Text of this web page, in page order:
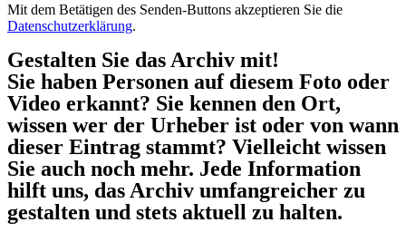
Mit dem Betätigen des Senden-Buttons akzeptieren Sie die
Datenschutzerklärung.
Gestalten Sie das Archiv mit!
Sie haben Personen auf diesem Foto oder
Video erkannt? Sie kennen den Ort,
wissen wer der Urheber ist oder von wann
dieser Eintrag stammt? Vielleicht wissen
Sie auch noch mehr. Jede Information
hilft uns, das Archiv umfangreicher zu
gestalten und stets aktuell zu halten.